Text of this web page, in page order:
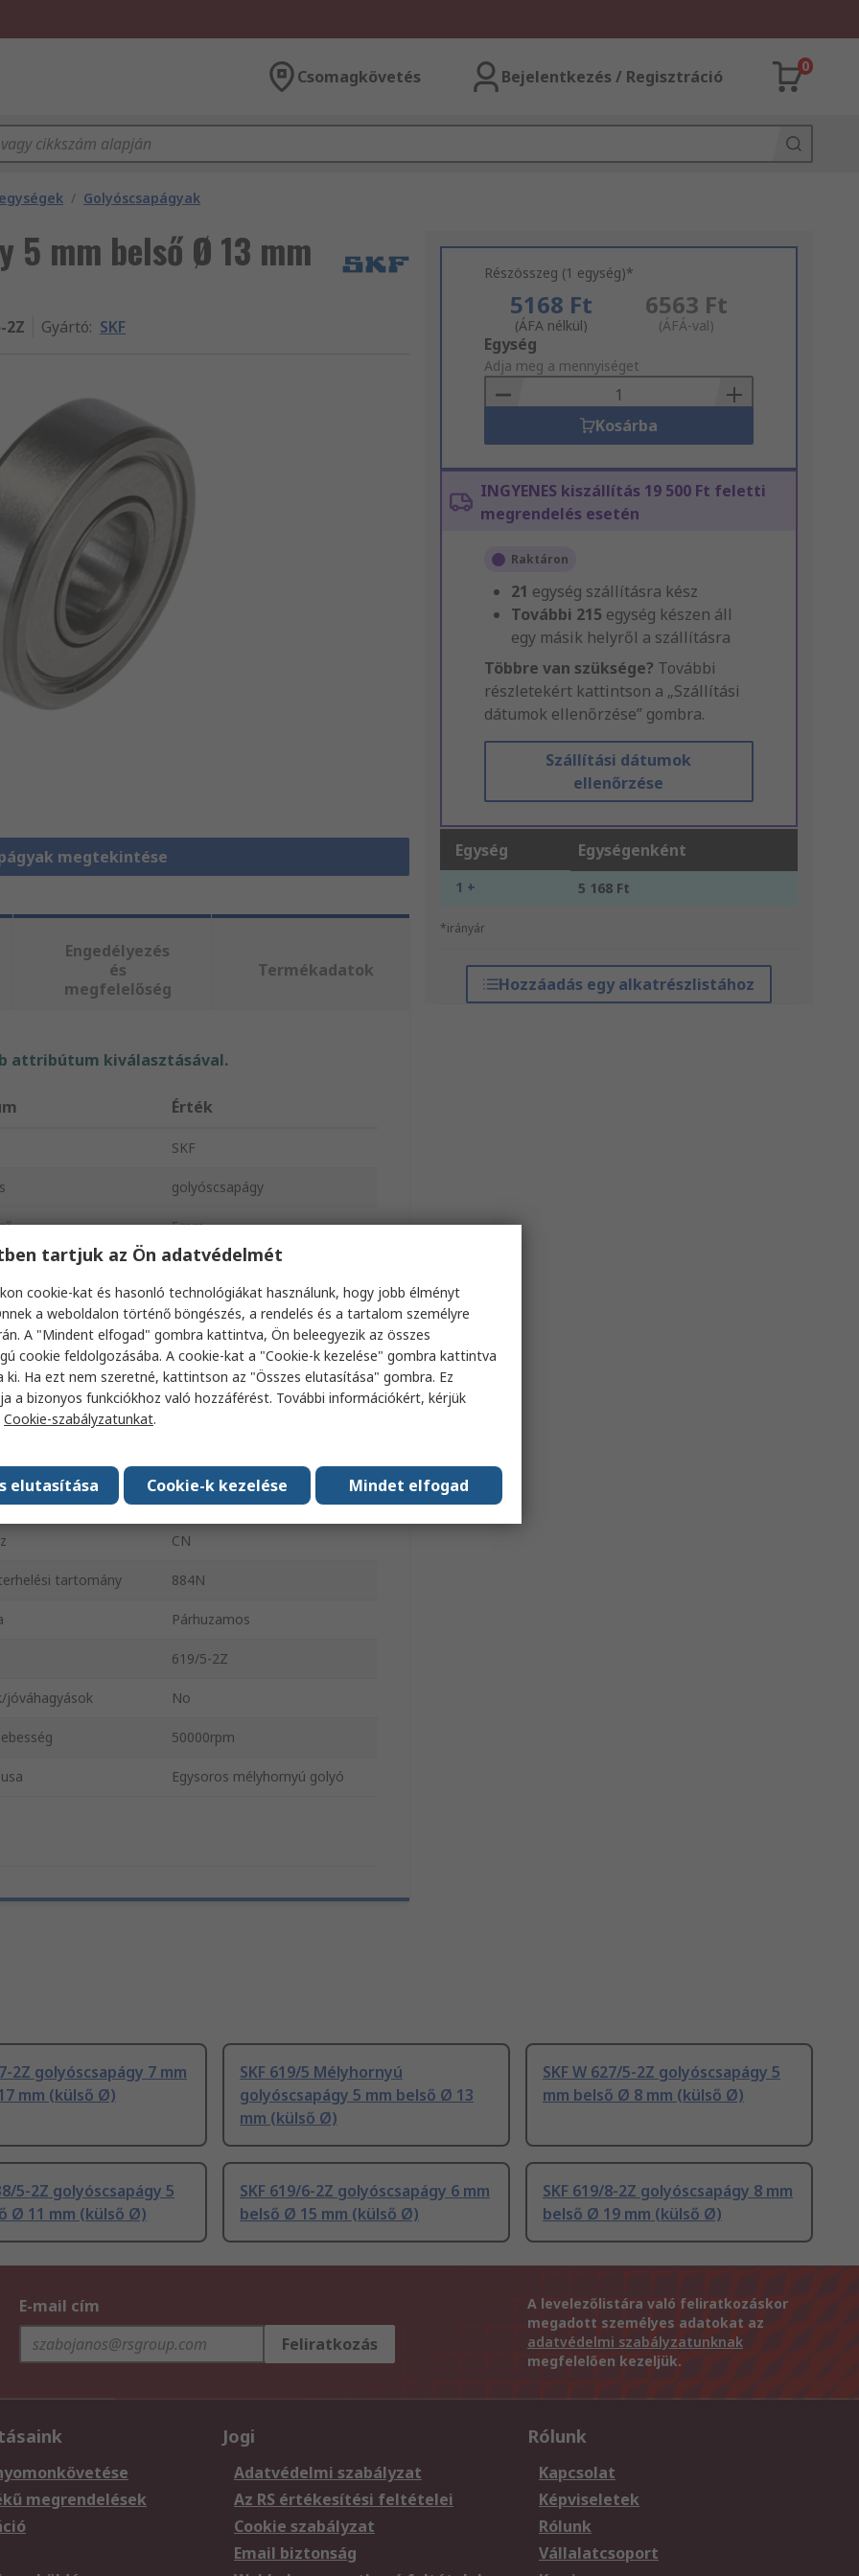
Csomagkövetés Bejelentkezés / Regisztráció
0
/ Golyóscsapágyak
5 mm belső Ø 13 mm
2Z Gyártó: SKF
megtekintése
Részösszeg (1 egység)*
5168 Ft
(ÁFA nélkül)
6563 Ft
(ÁFÁ-val)
Add
to
Basket
Egység
Adja meg a mennyiséget
Kosárba
INGYENES kiszállítás 19 500 Ft feletti
megrendelés esetén
Raktáron
21 egység szállításra kész
További 215 egység készen áll
egy másik helyről a szállításra
Többre van szüksége? További
részletekért kattintson a „Szállítási
dátumok ellenőrzése” gombra.
Szállítási dátumok
ellenőrzése
Egység Egységenként
1 + 5 168 Ft
*irányár
Hozzáadás egy alkatrészlistához
Engedélyezés
és
megfelelőség
Termékadatok
attribútum kiválasztásával.
Érték
SKF
golyóscsapágy
5mm
13mm
4mm
Acél
Fémlemez
1
335kN
CN
tartomány 884N
Párhuzamos
619/5-2Z
jóváhagyások No
50000rpm
Egysoros mélyhornyú golyó
2Z golyóscsapágy 7 mm
mm (külső Ø)
SKF 619/5 Mélyhornyú
golyóscsapágy 5 mm belső Ø 13
mm (külső Ø)
SKF W 627/5-2Z golyóscsapágy 5
mm belső Ø 8 mm (külső Ø)
5-2Z golyóscsapágy 5
Ø 11 mm (külső Ø)
SKF 619/6-2Z golyóscsapágy 6 mm
belső Ø 15 mm (külső Ø)
SKF 619/8-2Z golyóscsapágy 8 mm
belső Ø 19 mm (külső Ø)
E-mail cím
Feliratkozás
A levelezőlistára való feliratkozáskor
megadott személyes adatokat az
adatvédelmi szabályzatunknak
megfelelően kezeljük.
megrendelések
Jogi
Adatvédelmi szabályzat
Az RS értékesítési feltételei
Cookie szabályzat
Email biztonság
Rólunk
Kapcsolat
Képviseletek
Rólunk
Vállalatcsoport
tartjuk az Ön adatvédelmét
cookie-kat és hasonló technológiákat használunk, hogy jobb élményt
a weboldalon történő böngészés, a rendelés és a tartalom személyre
A "Mindent elfogad" gombra kattintva, Ön beleegyezik az összes
cookie feldolgozásába. A cookie-kat a "Cookie-k kezelése" gombra kattintva
ki. Ha ezt nem szeretné, kattintson az "Összes elutasítása" gombra. Ez
a bizonyos funkciókhoz való hozzáférést. További információkért, kérjük
Cookie-szabályzatunkat.
Mindet elfogad
Cookie-k kezelése
elutasítása